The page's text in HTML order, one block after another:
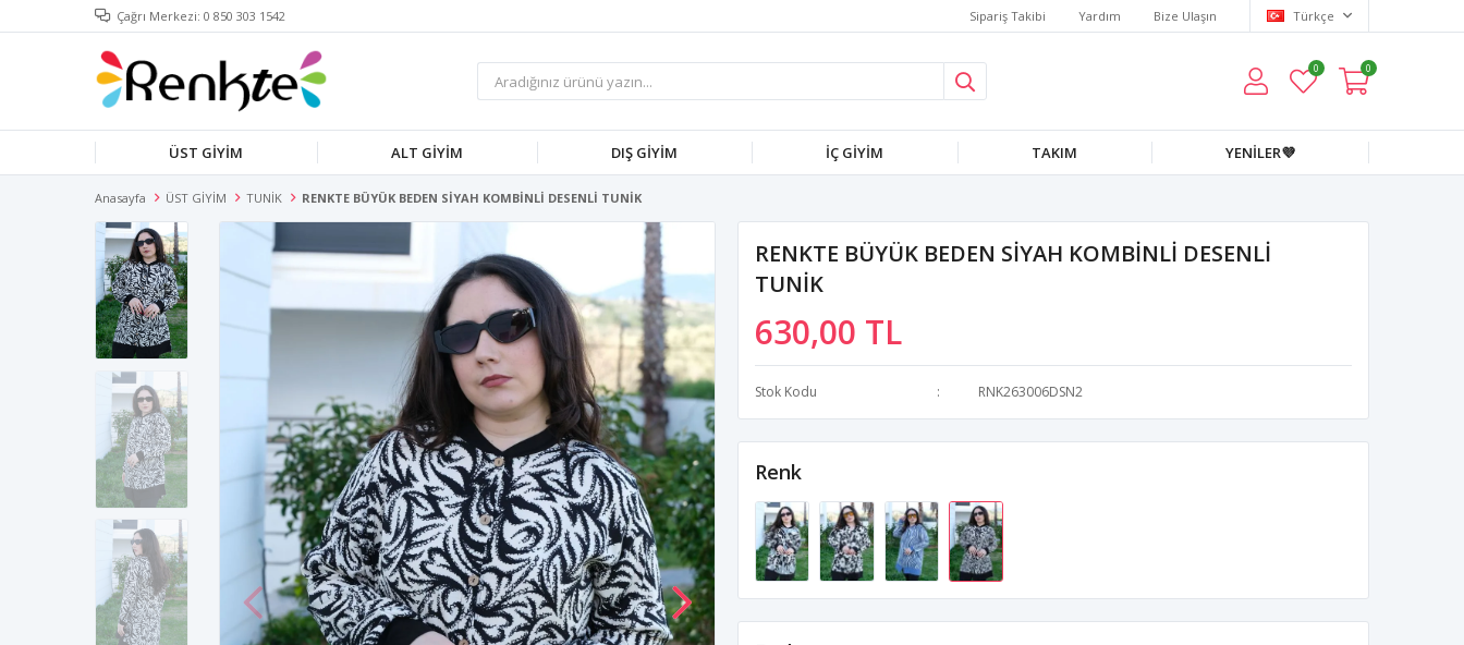
Çağrı Merkezi: 0 850 303 1542 Sipariş Takibi Yardım Bize Ulaşın Türkçe
0 0
ÜST GİYİM ALT GİYİM DIŞ GİYİM İÇ GİYİM TAKIM YENİLER💜
Anasayfa ÜST GİYİM TUNİK RENKTE BÜYÜK BEDEN SİYAH KOMBİNLİ DESENLİ TUNİK
RENKTE BÜYÜK BEDEN SİYAH KOMBİNLİ DESENLİ
TUNİK
630,00 TL
Stok Kodu RNK263006DSN2
Renk